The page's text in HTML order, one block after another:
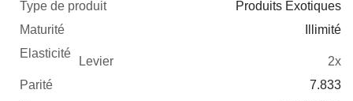
Produits Exotiques
Illimité
2x
7.833